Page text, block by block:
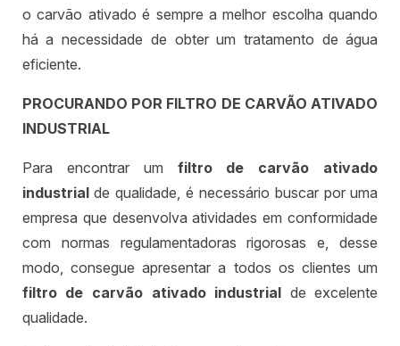
o carvão ativado é sempre a melhor escolha quando
há a necessidade de obter um tratamento de água
eficiente.
PROCURANDO POR FILTRO DE CARVÃO ATIVADO
INDUSTRIAL
Para encontrar um filtro de carvão ativado
industrialde qualidade, é necessário buscar por uma
empresa que desenvolva atividades em conformidade
com normas regulamentadoras rigorosas e, desse
modo, consegue apresentar a todos os clientes um
filtro de carvão ativado industrial de excelente
qualidade.